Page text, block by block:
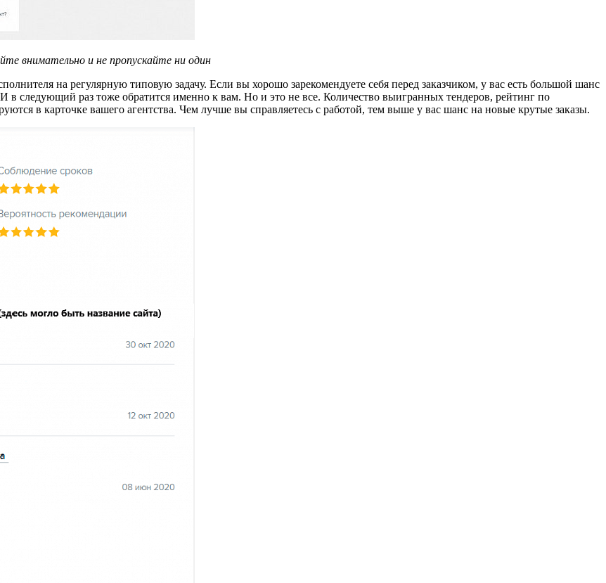
внимательно и не пропускайте ни один
на регулярную типовую задачу. Если вы хорошо зарекомендуете себя перед заказчиком, у вас есть большой шанс
следующий раз тоже обратится именно к вам. Но и это не все. Количество выигранных тендеров, рейтинг по
в карточке вашего агентства. Чем лучше вы справляетесь с работой, тем выше у вас шанс на новые крутые заказы.